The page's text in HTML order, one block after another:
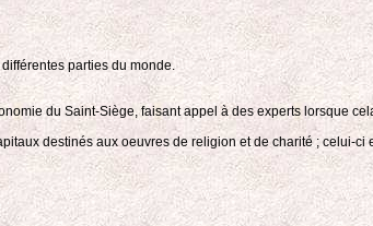
parties du monde.
du Saint-Siège, faisant appel à des experts lorsque
destinés aux oeuvres de religion et de charité ; celui-ci